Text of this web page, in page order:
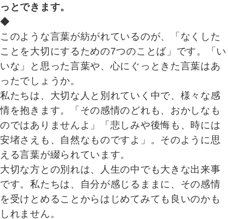
っとできます。
◆
このような言葉が紡がれているのが、「なくした
ことを大切にするための7つのことば」です。「い
いな」と思った言葉や、心にぐっときた言葉はあ
ったでしょうか。
私たちは、大切な人と別れていく中で、様々な感
情を抱きます。「その感情のどれも、おかしなも
のではありませんよ」「悲しみや後悔も、時には
安堵さえも、自然なものですよ」。そのように思
える言葉が綴られています。
大切な方との別れは、人生の中でも大きな出来事
です。私たちは、自分が感じるままに、その感情
を受けとめることからはじめてみても良いのかも
しれません。